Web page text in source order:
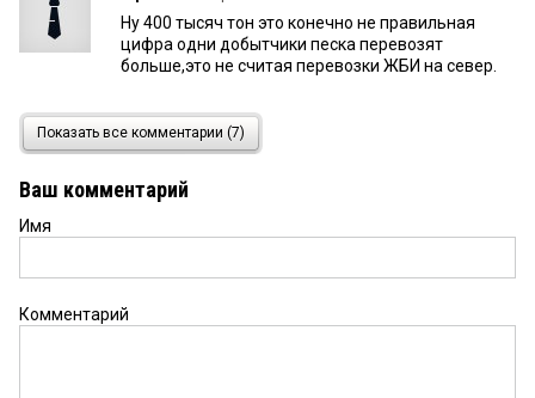
Ну 400 тысяч тон это конечно не правильная
цифра одни добытчики песка перевозят
больше,это не считая перевозки ЖБИ на север.
Seregas 24 января 2026 в 22:24:
))) В советское время был ссрз, где в затоне
зимой яблоку негде было упасть от судов. ОИП
было одной из самых уважаемые организаций.
интенсивное движение было.
Зачем сравнивать разные формации?
Показать все комментарии (7)
Ваш комментарий
Имя
Комментарий